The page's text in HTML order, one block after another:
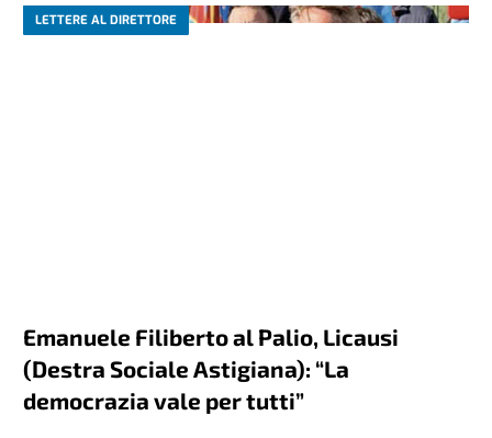
LETTERE AL DIRETTORE
Emanuele Filiberto al Palio, Licausi
(Destra Sociale Astigiana): “La
democrazia vale per tutti”